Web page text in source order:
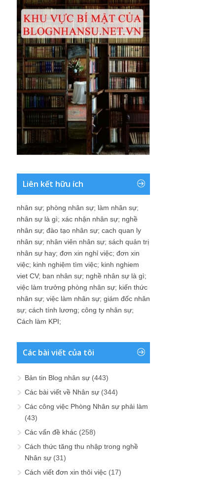
Liên kết hữu ích
nhân sự; phòng nhân sự; làm nhân sự;
nhân sự là gì; xác nhận nhân sự; nghề
nhân sự; đào tạo nhân sự; cach quan ly
nhân sự; nhân viên nhân sự; sách quản trị
nhân sự hay; đơn xin nghỉ việc; đơn xin
việc; kinh nghiệm tìm việc; kinh nghiem
viet CV; ban nhân sự; nghề nhân sự là gì;
việc làm trưởng phòng nhân sự; kiến thức
nhân sự; việc làm nhân sự; giám đốc nhân
sự; cách tính lương; công ty nhân sự;
Cách làm KPI;
Các bài viết của tôi
Bản tin Blog nhân sự (443)
Các bài viết về Nhân sự (344)
Các công việc Phòng Nhân sự phải làm
(43)
Các vấn đề khác (258)
Cách thức tăng thu nhập trong nghề
Nhân sự (31)
Cách viết đơn xin thôi việc (17)